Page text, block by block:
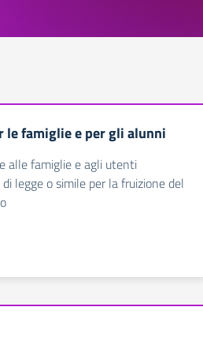
le famiglie e per gli alunni
alle famiglie e agli utenti
legge o simile per la fruizione del